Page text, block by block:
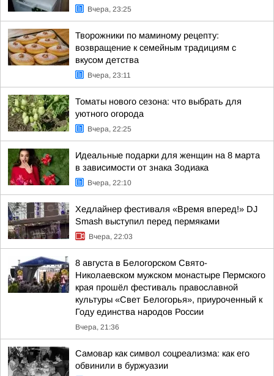
Вчера, 23:25
Творожники по маминому рецепту:
возвращение к семейным традициям с
вкусом детства
Вчера, 23:11
Томаты нового сезона: что выбрать для
уютного огорода
Вчера, 22:25
Идеальные подарки для женщин на 8 марта
в зависимости от знака Зодиака
Вчера, 22:10
Хедлайнер фестиваля «Время вперед!» DJ
Smash выступил перед пермяками
Вчера, 22:03
8 августа в Белогорском Свято-
Николаевском мужском монастыре Пермского
края прошёл фестиваль православной
культуры «Свет Белогорья», приуроченный к
Году единства народов России
Вчера, 21:36
Самовар как символ соцреализма: как его
обвинили в буржуазии